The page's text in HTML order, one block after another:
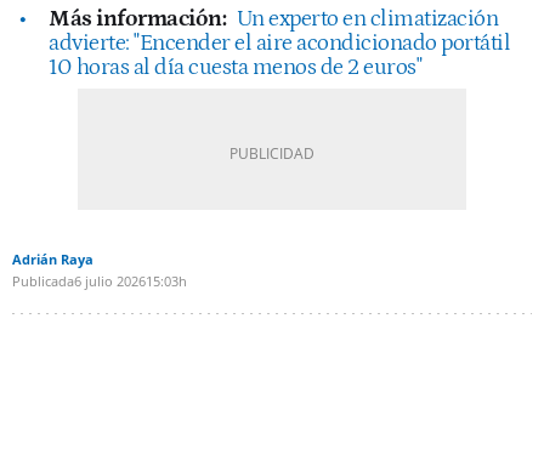
Más información: Un experto en climatización
advierte: "Encender el aire acondicionado portátil
10 horas al día cuesta menos de 2 euros"
Adrián Raya
Publicada6 julio 202615:03h